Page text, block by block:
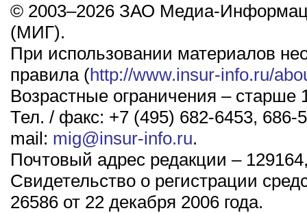
© 2003–2026 ЗАО Медиа-
(МИГ).
При использовании материалов
правила (http://www.insur-info.ru/
Возрастные ограничения – старше
Тел. / факс: +7 (495) 682-6453, 686-
mail: mig@insur-info.ru.
Почтовый адрес редакции –
Свидетельство о регистрации
26586 от 22 декабря 2006 года.